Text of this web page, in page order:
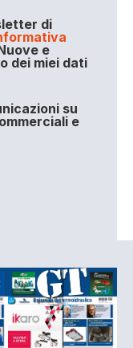
di
e
dei miei dati
su
e